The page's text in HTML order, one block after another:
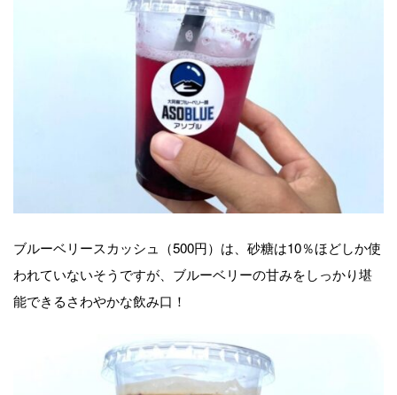
ブルーベリースカッシュ（500円）は、砂糖は10％ほどしか使
われていないそうですが、ブルーベリーの甘みをしっかり堪
能できるさわやかな飲み口！